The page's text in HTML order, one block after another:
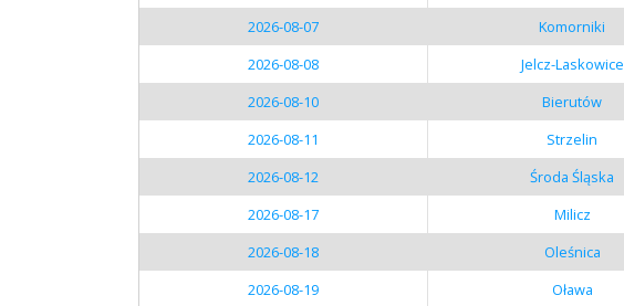
2026-08-07
Komorniki
2026-08-08
Jelcz-Laskowice
2026-08-10
Bierutów
2026-08-11
Strzelin
2026-08-12
Środa Śląska
2026-08-17
Milicz
2026-08-18
Oleśnica
2026-08-19
Oława